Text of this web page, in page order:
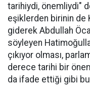
tarihiydi, önemliydi"
eşiklerden birinin de
giderek Abdullah
söyleyen
çıkıyor olması,
derece tarihi bir
da ifade ettiği gibi bu